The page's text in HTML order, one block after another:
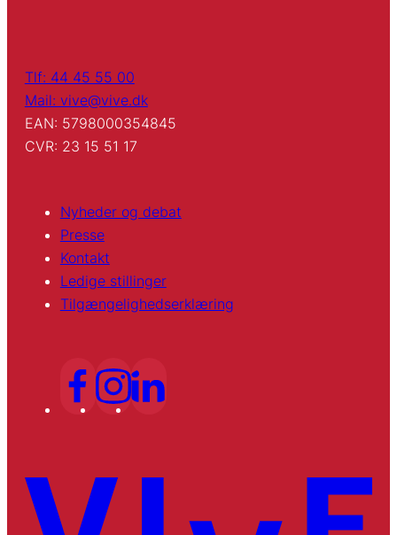
Tlf: 44 45 55 00
Mail: vive@vive.dk
EAN: 5798000354845
CVR: 23 15 51 17
Nyheder og debat
Presse
Kontakt
Ledige stillinger
Tilgængelighedserklæring